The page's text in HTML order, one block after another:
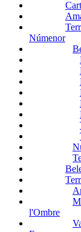
Númenor
l'Ombre